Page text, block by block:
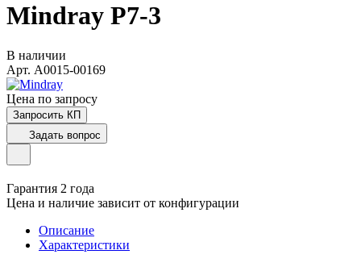
Mindray P7-3
В наличии
Арт. A0015-00169
Цена по запросу
Запросить КП
Задать вопрос
Гарантия 2 года
Цена и наличие зависит от конфигурации
Описание
Характеристики